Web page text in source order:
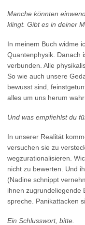
Manche könnten
klingt. Gibt es in deiner
In meinem Buch widme
Quantenphysik. Danach
verbunden. Alle
So wie auch unsere
bewusst sind,
alles um uns herum
Und was empfiehlst du
In unserer Realität
versuchen sie zu
wegzurationalisieren.
nicht zu bewerten. Und
(Nadine schnippt
ihnen zugrundeliegende
spreche. Panikattacken
Ein Schlusswort, bitte.